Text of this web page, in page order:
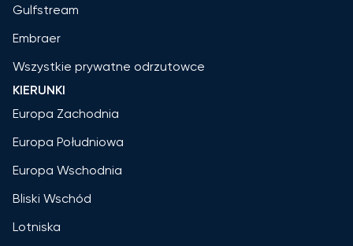
Gulfstream
Embraer
Wszystkie prywatne odrzutowce
KIERUNKI
Europa Zachodnia
Europa Południowa
Europa Wschodnia
Bliski Wschód
Lotniska